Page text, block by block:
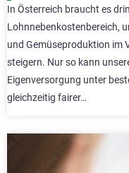
In Österreich braucht es
Lohnnebenkostenbereich,
und Gemüseproduktion im
steigern. Nur so kann
Eigenversorgung unter
gleichzeitig fairer…